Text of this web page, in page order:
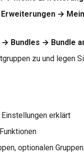
Erweiterungen →
→ Bundles → Bundle
zu und legen
erklärt
optionalen